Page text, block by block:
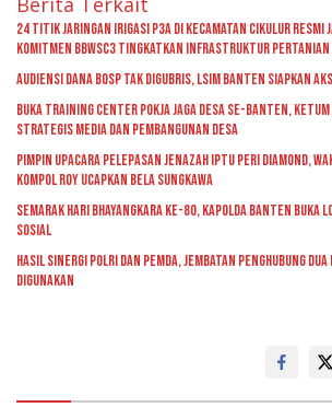
24 Titik Jaringan Irigasi P3A di Kecamatan Cikulur Resmi
Komitmen BBWSC3 Tingkatkan Infrastruktur Pertanian
Audiensi Dana BOSP Tak Digubris, LSIM Banten Siapkan
Buka Training Center Pokja Jaga Desa se-Banten,
Strategis Media dan Pembangunan Desa
Pimpin Upacara Pelepasan Jenazah Iptu Peri Diamond,
Kompol Roy Ucapkan Bela Sungkawa
Semarak Hari Bhayangkara ke-80, Kapolda Banten Buka
Sosial
Hasil Sinergi Polri dan Pemda, Jembatan Penghubung Dua
Digunakan